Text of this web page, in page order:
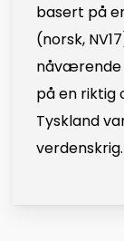
basert på
(norsk,
nåværende
på en riktig
Tyskland
verdenskrig.